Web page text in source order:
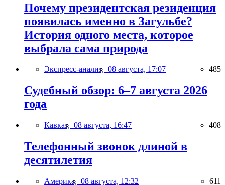
Почему президентская резиденция
появилась именно в Загульбе?
История одного места, которое
выбрала сама природа
Экспресс-анализ, 08 августа, 17:07 485
Судебный обзор: 6–7 августа 2026
года
Кавказ, 08 августа, 16:47 408
Телефонный звонок длиной в
десятилетия
Америка, 08 августа, 12:32 611